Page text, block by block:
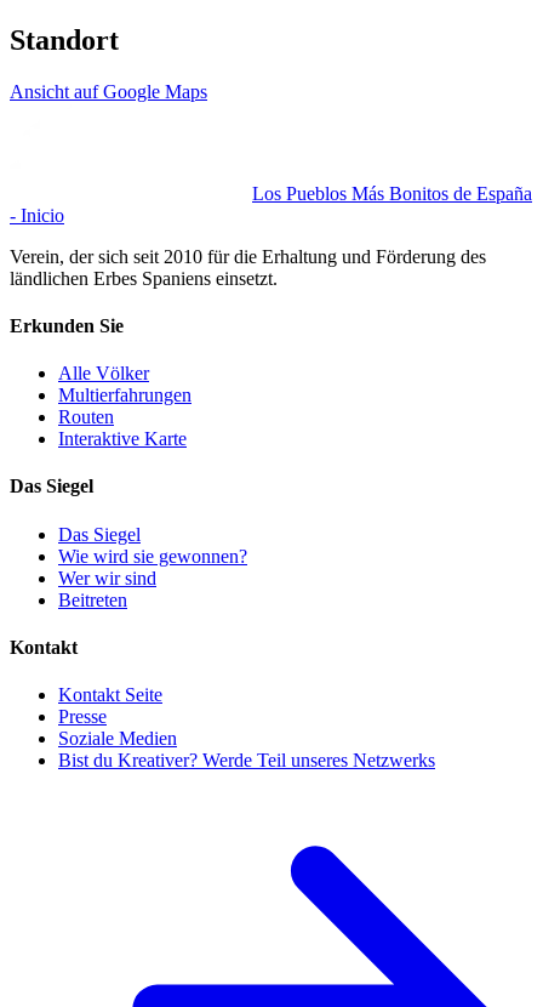
Standort
Ansicht auf Google Maps
Los Pueblos Más Bonitos de España
- Inicio
Verein, der sich seit 2010 für die Erhaltung und Förderung des
ländlichen Erbes Spaniens einsetzt.
Erkunden Sie
Alle Völker
Multierfahrungen
Routen
Interaktive Karte
Das Siegel
Das Siegel
Wie wird sie gewonnen?
Wer wir sind
Beitreten
Kontakt
Kontakt Seite
Presse
Soziale Medien
Bist du Kreativer? Werde Teil unseres Netzwerks